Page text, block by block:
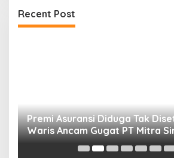
Recent Post
Premi Asuransi Diduga Tak
Waris Ancam Gugat PT Mitra
Finance ke PN Mamuju